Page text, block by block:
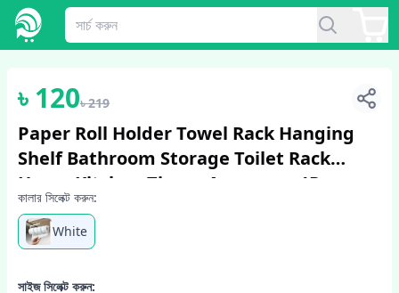
1/4
৳ 120৳219
Paper Roll Holder Towel Rack Hanging
Shelf Bathroom Storage Toilet Rack
Home Kitchen Tissue Accessory 1Pcs
কালার সিলেক্ট করুন:
White
সাইজ সিলেক্ট করুন: